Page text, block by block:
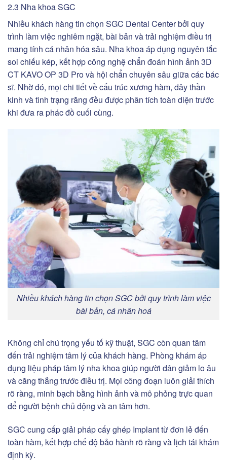
2.3 Nha khoa SGC
Nhiều khách hàng tin chọn SGC Dental Center bởi quy
trình làm việc nghiêm ngặt, bài bản và trải nghiệm điều trị
mang tính cá nhân hóa sâu. Nha khoa áp dụng nguyên tắc
soi chiếu kép, kết hợp công nghệ chẩn đoán hình ảnh 3D
CT KAVO OP 3D Pro và hội chẩn chuyên sâu giữa các bác
sĩ. Nhờ đó, mọi chi tiết về cấu trúc xương hàm, dây thần
kinh và tình trạng răng đều được phân tích toàn diện trước
khi đưa ra phác đồ cuối cùng.
Nhiều khách hàng tin chọn SGC bởi quy trình làm việc
bài bản, cá nhân hoá
Không chỉ chú trọng yếu tố kỹ thuật, SGC còn quan tâm
đến trải nghiệm tâm lý của khách hàng. Phòng khám áp
dụng liệu pháp tâm lý nha khoa giúp người dân giảm lo âu
và căng thẳng trước điều trị. Mọi công đoạn luôn giải thích
rõ ràng, minh bạch bằng hình ảnh và mô phỏng trực quan
để người bệnh chủ động và an tâm hơn.
SGC cung cấp giải pháp cấy ghép Implant từ đơn lẻ đến
toàn hàm, kết hợp chế độ bảo hành rõ ràng và lịch tái khám
định kỳ.